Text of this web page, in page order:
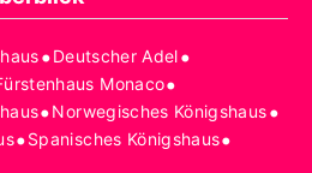
•Deutscher Adel•
Monaco•
•Norwegisches Königshaus•
•Spanisches Königshaus•